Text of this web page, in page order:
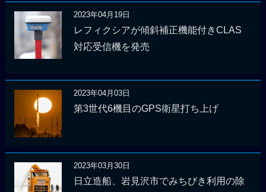
2023年04月19日
レフィクシアが傾斜補正機能付きCLAS
対応受信機を発売
2023年04月03日
第3世代6機目のGPS衛星打ち上げ
2023年03月30日
日立造船、岩見沢市でみちびき利用の除